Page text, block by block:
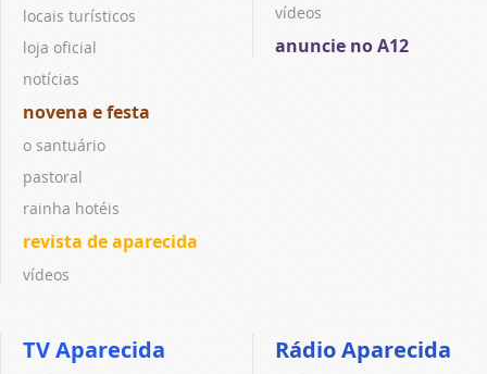
locais turísticos
loja oficial
notícias
novena e festa
o santuário
pastoral
rainha hotéis
revista de aparecida
vídeos
vídeos
anuncie no A12
TV Aparecida Rádio Aparecida